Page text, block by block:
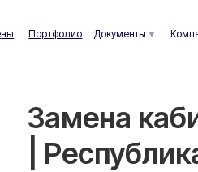
Портфолио Документы Компания
Замена
|